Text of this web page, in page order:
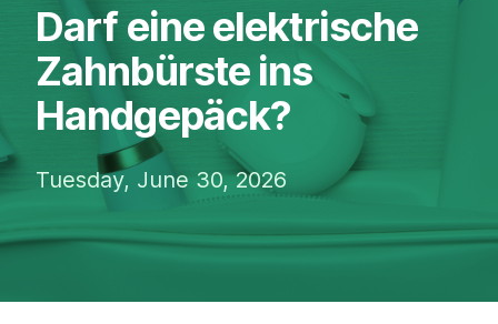
Darf eine elektrische
Zahnbürste ins
Handgepäck?
Tuesday, June 30, 2026